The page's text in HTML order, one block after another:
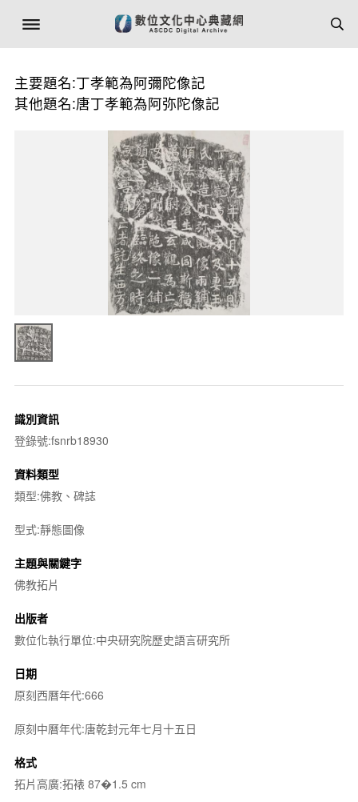
主要題名:丁孝範為阿彌陀像記
其他題名:唐丁孝範為阿弥陀像記
識別資訊
登錄號:fsnrb18930
資料類型
類型:佛教、碑誌
型式:靜態圖像
主題與關鍵字
佛教拓片
出版者
數位化執行單位:中央研究院歷史語言研究所
日期
原刻西曆年代:666
原刻中曆年代:唐乾封元年七月十五日
格式
拓片高廣:拓裱 87�1.5 cm